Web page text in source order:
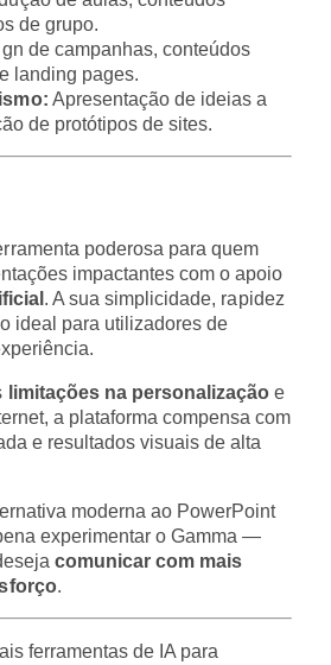
de grupo.
de campanhas, conteúdos
landing pages.
Apresentação de ideias a
de protótipos de sites.
poderosa para quem
impactantes com o apoio
. A sua simplicidade, rapidez
ideal para utilizadores de
limitações na personalização e
a plataforma compensa com
e resultados visuais de alta
moderna ao PowerPoint
experimentar o Gamma —
comunicar com mais
.
ferramentas de IA para